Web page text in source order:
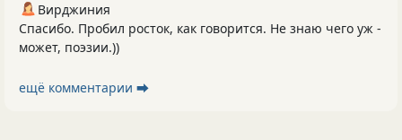
Вирджиния
Спасибо. Пробил росток, как говорится. Не знаю чего уж -
может, поэзии.))
ещё комментарии ⮕